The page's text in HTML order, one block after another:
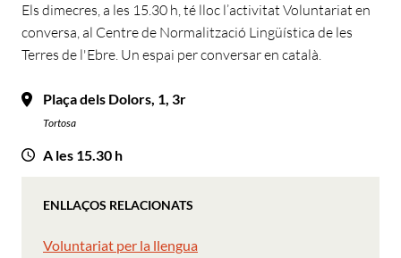
Els dimecres, a les 15.30 h, té lloc l’activitat Voluntariat en
conversa, al Centre de Normalització Lingüística de les
Terres de l'Ebre. Un espai per conversar en català.
Plaça dels Dolors, 1, 3r
Tortosa
A les 15.30 h
ENLLAÇOS RELACIONATS
Voluntariat per la llengua